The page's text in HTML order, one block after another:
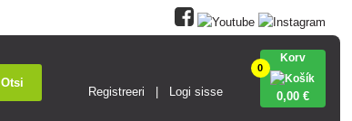
Otsi
Registreeri Logi sisse
0
Korv
0,00 €